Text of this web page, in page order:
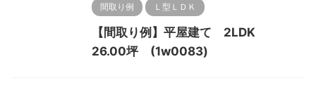
間取り例 Ｌ型ＬＤＫ
【間取り例】平屋建て 2LDK
26.00坪 (1w0083)